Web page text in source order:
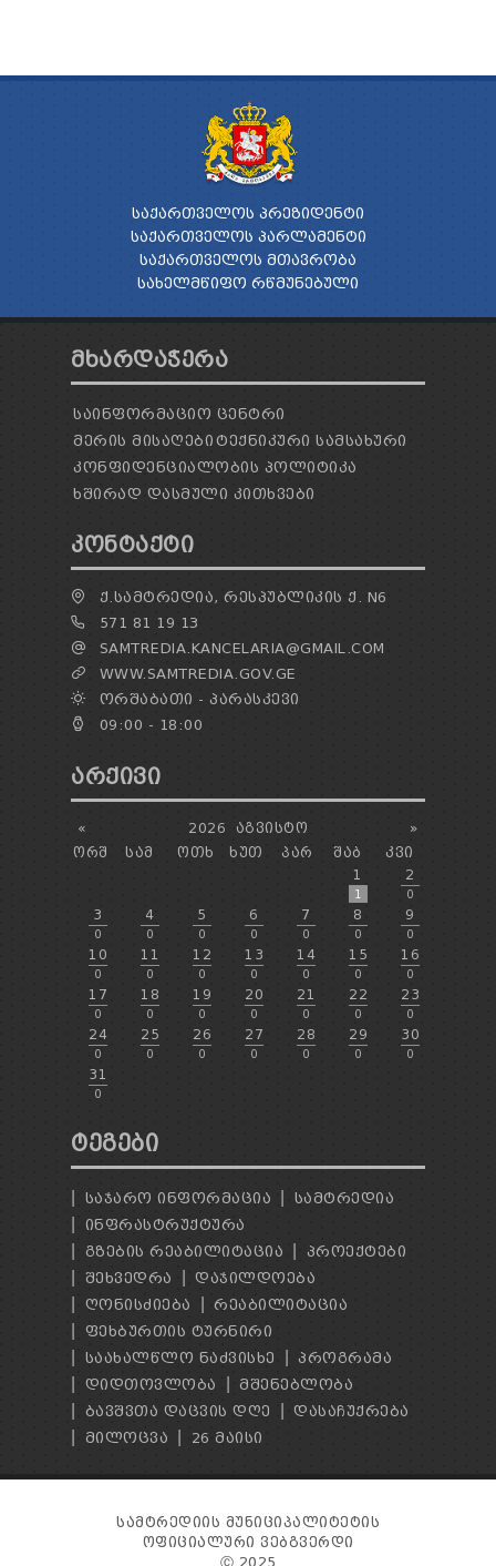
ᲡᲐᲥᲐᲠᲗᲕᲔᲚᲝᲡ ᲞᲠᲔᲖᲘᲓᲔᲜᲢᲘ
ᲡᲐᲥᲐᲠᲗᲕᲔᲚᲝᲡ ᲞᲐᲠᲚᲐᲛᲔᲜᲢᲘ
ᲡᲐᲥᲐᲠᲗᲕᲔᲚᲝᲡ ᲛᲗᲐᲕᲠᲝᲑᲐ
ᲡᲐᲮᲔᲚᲛᲬᲘᲤᲝ ᲠᲬᲛᲣᲜᲔᲑᲣᲚᲘ
ᲛᲮᲐᲠᲓᲐᲭᲔᲠᲐ
ᲡᲐᲘᲜᲤᲝᲠᲛᲐᲪᲘᲝ ᲪᲔᲜᲢᲠᲘ
ᲛᲔᲠᲘᲡ ᲛᲘᲡᲐᲦᲔᲑᲘᲢᲔᲥᲜᲘᲙᲣᲠᲘ ᲡᲐᲛᲡᲐᲮᲣᲠᲘ
ᲙᲝᲜᲤᲘᲓᲔᲜᲪᲘᲐᲚᲝᲑᲘᲡ ᲞᲝᲚᲘᲢᲘᲙᲐ
ᲮᲨᲘᲠᲐᲓ ᲓᲐᲡᲛᲣᲚᲘ ᲙᲘᲗᲮᲕᲔᲑᲘ
ᲙᲝᲜᲢᲐᲥᲢᲘ
Ქ.ᲡᲐᲛᲢᲠᲔᲓᲘᲐ, ᲠᲔᲡᲞᲣᲑᲚᲘᲙᲘᲡ Ქ. N6
571 81 19 13
SAMTREDIA.KANCELARIA@GMAIL.COM
WWW.SAMTREDIA.GOV.GE
ᲝᲠᲨᲐᲑᲐᲗᲘ - ᲞᲐᲠᲐᲡᲙᲔᲕᲘ
09:00 - 18:00
ᲐᲠᲥᲘᲕᲘ
« »
2026
ᲐᲒᲕᲘᲡᲢᲝ
ᲝᲠᲨ
ᲡᲐᲛ ᲝᲗᲮ ᲮᲣᲗ ᲞᲐᲠ ᲨᲐᲑ
ᲙᲕᲘ
1
1
2
0
3
0
4
0
5
0
6
0
7
0
8
0
9
0
10
0
11
0
12
0
13
0
14
0
15
0
16
0
17
0
18
0
19
0
20
0
21
0
22
0
23
0
24
0
25
0
26
0
27
0
28
0
29
0
30
0
31
0
ᲢᲔᲒᲔᲑᲘ
ᲡᲐᲯᲐᲠᲝ ᲘᲜᲤᲝᲠᲛᲐᲪᲘᲐ
ᲡᲐᲛᲢᲠᲔᲓᲘᲐ
ᲘᲜᲤᲠᲐᲡᲢᲠᲣᲥᲢᲣᲠᲐ
ᲒᲖᲔᲑᲘᲡ ᲠᲔᲐᲑᲘᲚᲘᲢᲐᲪᲘᲐ
ᲞᲠᲝᲔᲥᲢᲔᲑᲘ
ᲨᲔᲮᲕᲔᲓᲠᲐ
ᲓᲐᲯᲘᲚᲓᲝᲔᲑᲐ
ᲦᲝᲜᲘᲡᲫᲘᲔᲑᲐ
ᲠᲔᲐᲑᲘᲚᲘᲢᲐᲪᲘᲐ
ᲤᲔᲮᲑᲣᲠᲗᲘᲡ ᲢᲣᲠᲜᲘᲠᲘ
ᲡᲐᲐᲮᲐᲚᲬᲚᲝ ᲜᲐᲫᲕᲘᲡᲮᲔ
ᲞᲠᲝᲒᲠᲐᲛᲐ
ᲓᲘᲓᲗᲝᲕᲚᲝᲑᲐ
ᲛᲨᲔᲜᲔᲑᲚᲝᲑᲐ
ᲑᲐᲕᲨᲕᲗᲐ ᲓᲐᲪᲕᲘᲡ ᲓᲦᲔ
ᲓᲐᲡᲐᲩᲣᲥᲠᲔᲑᲐ
ᲛᲘᲚᲝᲪᲕᲐ
26 ᲛᲐᲘᲡᲘ
ᲡᲐᲛᲢᲠᲔᲓᲘᲘᲡ ᲛᲣᲜᲘᲪᲘᲞᲐᲚᲘᲢᲔᲢᲘᲡ
ᲝᲤᲘᲪᲘᲐᲚᲣᲠᲘ ᲕᲔᲑᲒᲕᲔᲠᲓᲘ
Ⓒ 2025